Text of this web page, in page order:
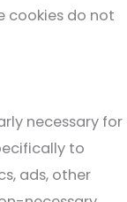
cookies do not
necessary for
to
ads, other